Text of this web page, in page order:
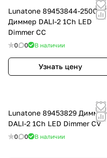
Lunatone 89453844-2500DE
Диммер DALI-2 1Ch LED
Dimmer CC
0 0 В наличии
Узнать цену
Lunatone 89453829 Диммер
DALI-2 1Ch LED Dimmer CV
0 0 В наличии